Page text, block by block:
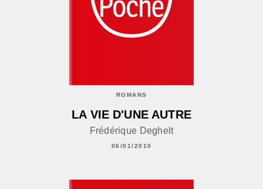
ROMANS
LA VIE D'UNE AUTRE
Frédérique Deghelt
06/01/2010